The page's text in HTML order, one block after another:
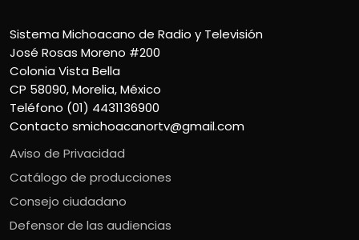
Sistema Michoacano de Radio y Televisión
José Rosas Moreno #200
Colonia Vista Bella
CP 58090, Morelia, México
Teléfono (01) 4431136900
Contacto smichoacanortv@gmail.com
Aviso de Privacidad
Catálogo de producciones
Consejo ciudadano
Defensor de las audiencias